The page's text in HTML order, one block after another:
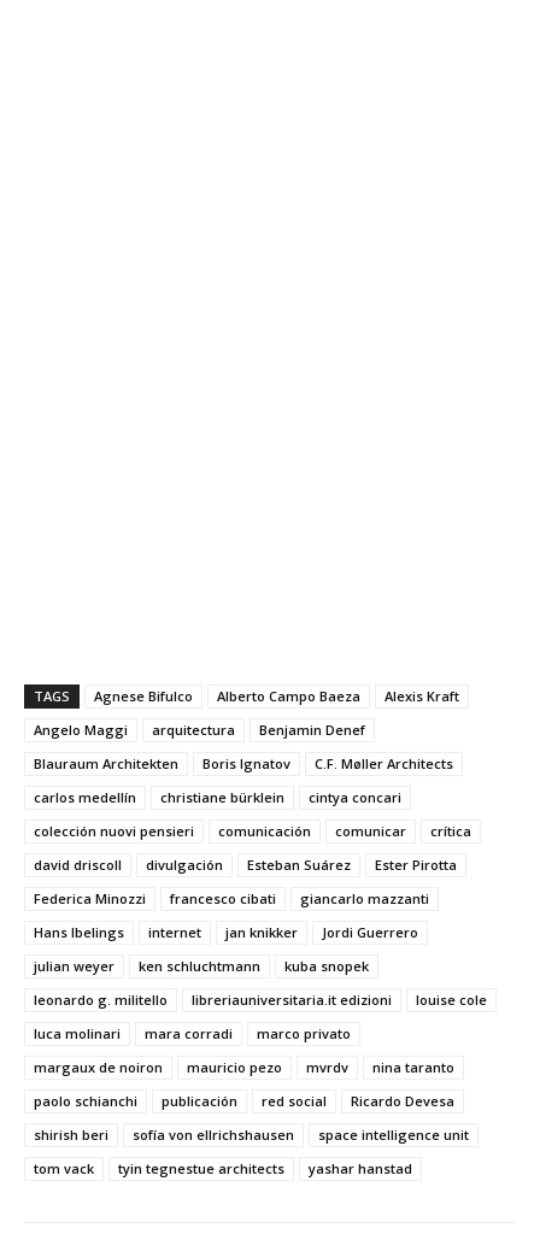
TAGS Agnese Bifulco Alberto Campo Baeza
Alexis Kraft
Angelo Maggi
arquitectura
Benjamin Denef
Blauraum Architekten
Boris Ignatov
C.F. Møller Architects
carlos medellín
christiane bürklein
cintya concari
colección nuovi pensieri
comunicación comunicar
crítica
david driscoll
divulgación Esteban Suárez
Ester Pirotta
Federica Minozzi
francesco cibati
giancarlo mazzanti
Hans Ibelings
internet jan knikker
Jordi Guerrero
julian weyer
ken schluchtmann
kuba snopek
leonardo g. militello
libreriauniversitaria.it edizioni
louise cole
luca molinari
mara corradi
marco privato
margaux de noiron
mauricio pezo mvrdv
nina taranto
paolo schianchi
publicación red social
Ricardo Devesa
shirish beri
sofía von ellrichshausen
space intelligence unit
tom vack
tyin tegnestue architects yashar hanstad